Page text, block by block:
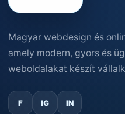
Magyar webdesign és
amely modern, gyors és
weboldalakat készít
F IG IN